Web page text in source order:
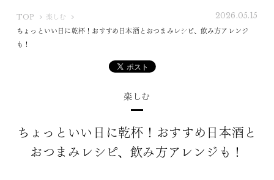
TOP
U
楽しむ
ちょっといい日に乾杯！おすすめ日本酒とおつまみレシピ、飲み方アレンジ
も！
2026.05.15
楽しむ
ちょっといい日に乾杯！おすすめ日本酒と
おつまみレシピ、飲み方アレンジも！